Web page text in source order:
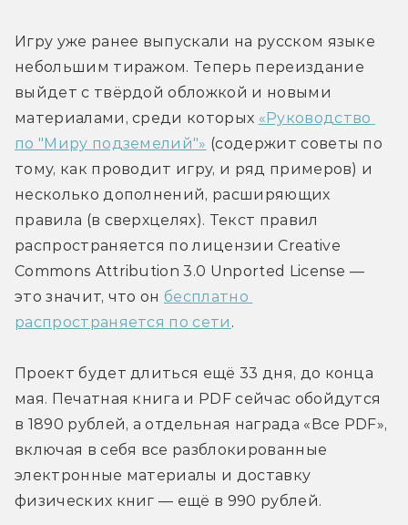
Игру уже ранее выпускали на русском языке
небольшим тиражом. Теперь переиздание
выйдет с твёрдой обложкой и новыми
материалами, среди которых «Руководство
по "Миру подземелий"» (содержит советы по
тому, как проводит игру, и ряд примеров) и
несколько дополнений, расширяющих
правила (в сверхцелях). Текст правил
распространяется по лицензии Creative
Commons Attribution 3.0 Unported License —
это значит, что он бесплатно
распространяется по сети .
Проект будет длиться ещё 33 дня, до конца
мая. Печатная книга и PDF сейчас обойдутся
в 1890 рублей, а отдельная награда «Все PDF»,
включая в себя все разблокированные
электронные материалы и доставку
физических книг — ещё в 990 рублей.